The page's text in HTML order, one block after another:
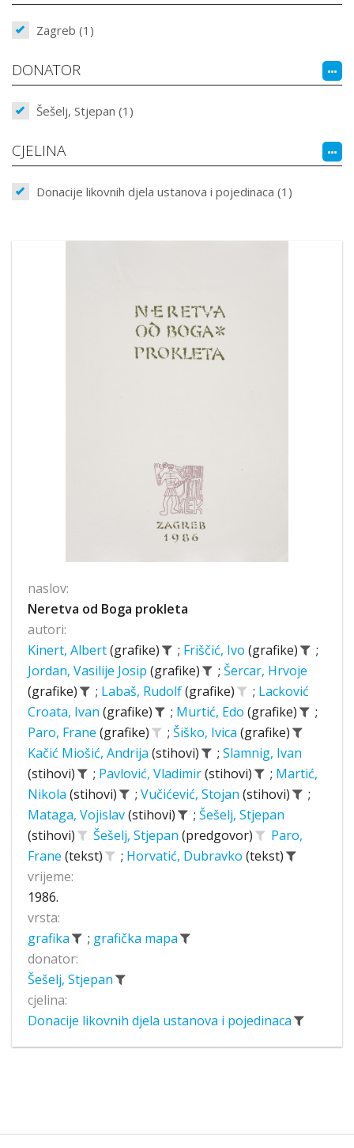
Zagreb (1)
DONATOR
Šešelj, Stjepan (1)
CJELINA
Donacije likovnih djela ustanova i pojedinaca (1)
naslov:
Neretva od Boga prokleta
autori:
Kinert, Albert(grafike) ; Friščić, Ivo (grafike)
;
Jordan, Vasilije Josip (grafike) ; Šercar, Hrvoje
(grafike)
; Labaš, Rudolf(grafike) ; Lacković
Croata, Ivan (grafike) ; Murtić, Edo (grafike)
;
Paro, Frane (grafike) ; Šiško, Ivica (grafike)
Kačić Miošić, Andrija (stihovi) ; Slamnig, Ivan
(stihovi)
; Pavlović, Vladimir(stihovi) ; Martić,
Nikola (stihovi) ; Vučićević, Stojan (stihovi)
;
Mataga, Vojislav(stihovi) ; Šešelj, Stjepan
(stihovi)
Šešelj, Stjepan (predgovor)
Paro,
Frane (tekst) ; Horvatić, Dubravko (tekst)
vrijeme:
1986.
vrsta:
grafika
; grafička mapa
donator:
Šešelj, Stjepan
cjelina:
Donacije likovnih djela ustanova i pojedinaca